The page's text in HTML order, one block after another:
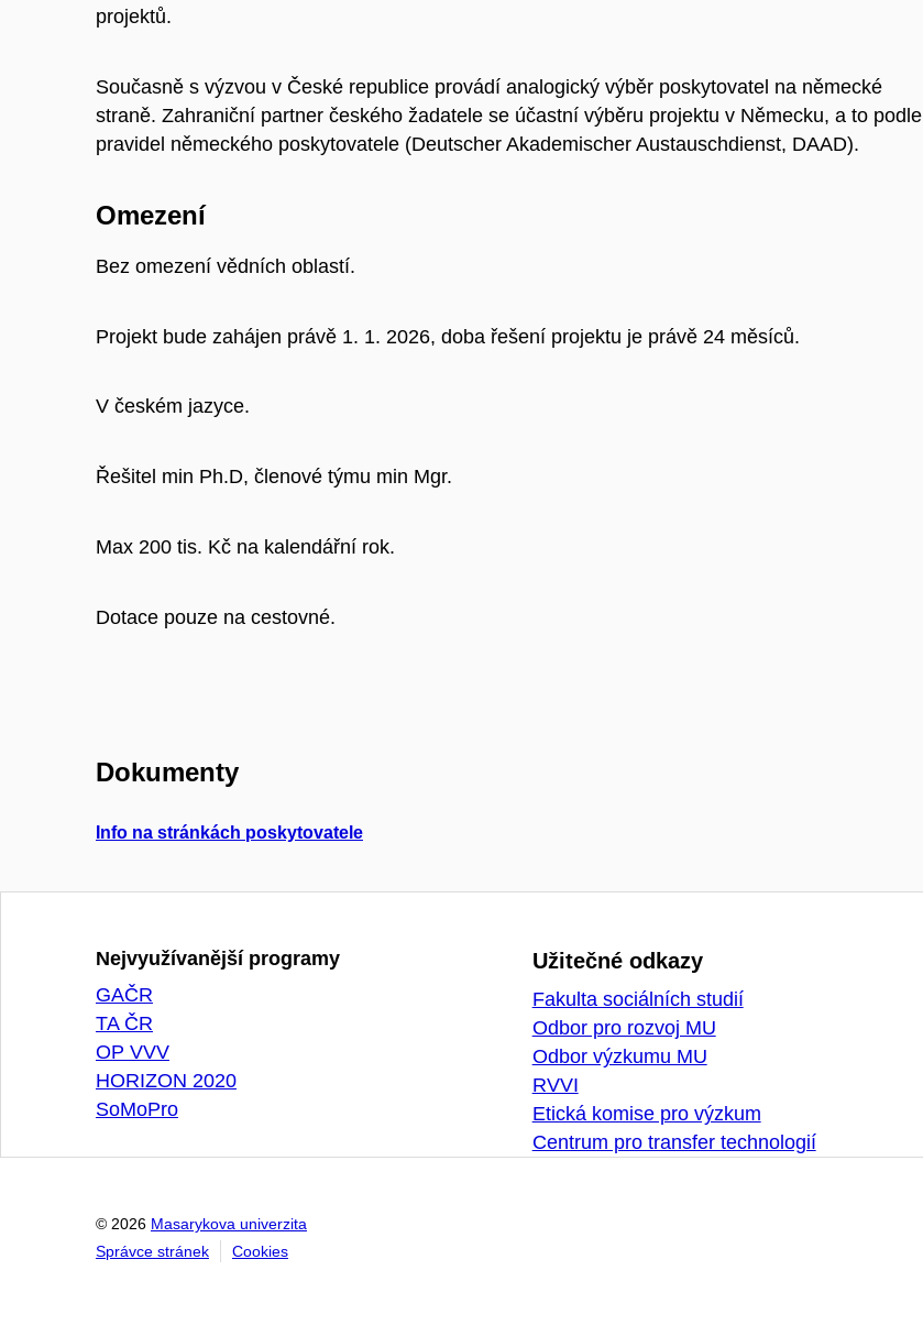
projektů.
Současně s výzvou v České republice provádí analogický výběr poskytovatel na německé
straně. Zahraniční partner českého žadatele se účastní výběru projektu v Německu, a to podle
pravidel německého poskytovatele (Deutscher Akademischer Austauschdienst, DAAD).
Omezení
Bez omezení vědních oblastí.
Projekt bude zahájen právě 1. 1. 2026, doba řešení projektu je právě 24 měsíců.
V českém jazyce.
Řešitel min Ph.D, členové týmu min Mgr.
Max 200 tis. Kč na kalendářní rok.
Dotace pouze na cestovné.
Dokumenty
Info na stránkách poskytovatele
Nejvyužívanější programy
GAČR
TA ČR
OP VVV
HORIZON 2020
SoMoPro
Užitečné odkazy
Fakulta sociálních studií
Odbor pro rozvoj MU
Odbor výzkumu MU
RVVI
Etická komise pro výzkum
Centrum pro transfer technologií
© 2026 Masarykova univerzita
Správce stránek
Cookies